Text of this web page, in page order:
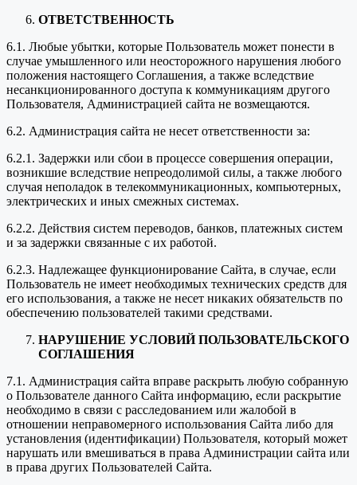
ОТВЕТСТВЕННОСТЬ
6.1. Любые убытки, которые Пользователь может понести в
случае умышленного или неосторожного нарушения любого
положения настоящего Соглашения, а также вследствие
несанкционированного доступа к коммуникациям другого
Пользователя, Администрацией сайта не возмещаются.
6.2. Администрация сайта не несет ответственности за:
6.2.1. Задержки или сбои в процессе совершения операции,
возникшие вследствие непреодолимой силы, а также любого
случая неполадок в телекоммуникационных, компьютерных,
электрических и иных смежных системах.
6.2.2. Действия систем переводов, банков, платежных систем
и за задержки связанные с их работой.
6.2.3. Надлежащее функционирование Сайта, в случае, если
Пользователь не имеет необходимых технических средств для
его использования, а также не несет никаких обязательств по
обеспечению пользователей такими средствами.
НАРУШЕНИЕ УСЛОВИЙ ПОЛЬЗОВАТЕЛЬСКОГО
СОГЛАШЕНИЯ
7.1. Администрация сайта вправе раскрыть любую собранную
о Пользователе данного Сайта информацию, если раскрытие
необходимо в связи с расследованием или жалобой в
отношении неправомерного использования Сайта либо для
установления (идентификации) Пользователя, который может
нарушать или вмешиваться в права Администрации сайта или
в права других Пользователей Сайта.